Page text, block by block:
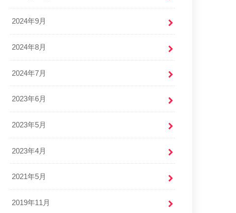
2024年9月
2024年8月
2024年7月
2023年6月
2023年5月
2023年4月
2021年5月
2019年11月